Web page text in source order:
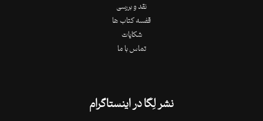
نقد و بررسی
قفسه کتاب ها
شکایات
تماس با ما
نشر لِگا در اینستاگرام